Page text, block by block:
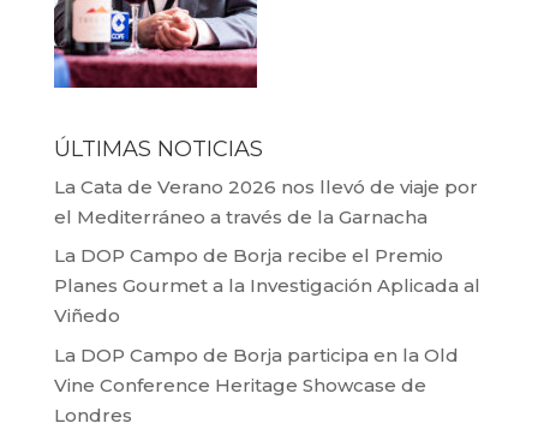
ÚLTIMAS NOTICIAS
La Cata de Verano 2026 nos llevó de viaje por
el Mediterráneo a través de la Garnacha
La DOP Campo de Borja recibe el Premio
Planes Gourmet a la Investigación Aplicada al
Viñedo
La DOP Campo de Borja participa en la Old
Vine Conference Heritage Showcase de
Londres